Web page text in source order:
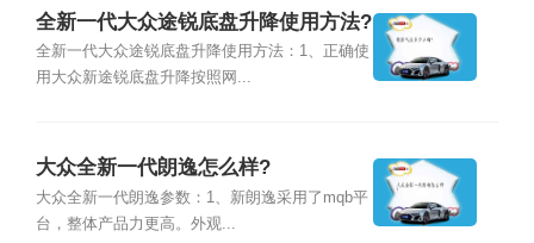
全新一代大众途锐底盘升降使用方法?
全新一代大众途锐底盘升降使用方法：1、正确使
用大众新途锐底盘升降按照网...
大众全新一代朗逸怎么样?
大众全新一代朗逸参数：1、新朗逸采用了mqb平
台，整体产品力更高。外观...